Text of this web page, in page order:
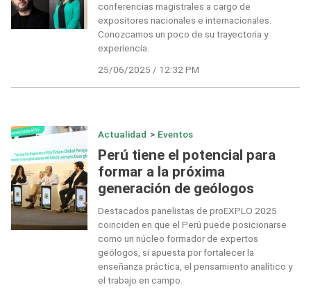
conferencias magistrales a cargo de
expositores nacionales e internacionales.
Conozcamos un poco de su trayectoria y
experiencia.
25/06/2025 / 12:32 PM
Actualidad > Eventos
Perú tiene el potencial para
formar a la próxima
generación de geólogos
Destacados panelistas de proEXPLO 2025
coinciden en que el Perú puede posicionarse
como un núcleo formador de expertos
geólogos, si apuesta por fortalecer la
enseñanza práctica, el pensamiento analítico y
el trabajo en campo.